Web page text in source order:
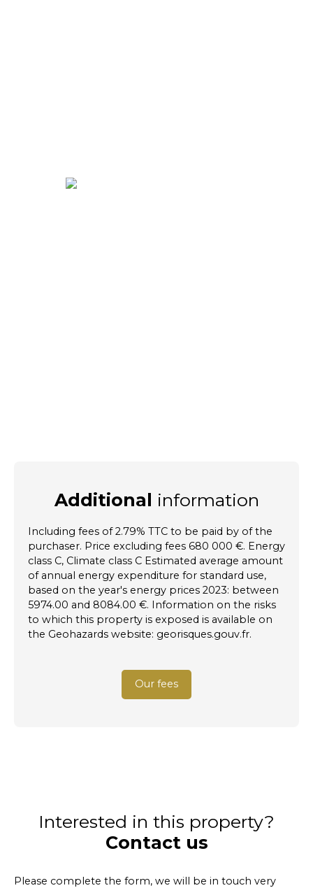
Additional information
Including fees of 2.79% TTC to be paid by of the
purchaser. Price excluding fees 680 000 €. Energy
class C, Climate class C Estimated average amount
of annual energy expenditure for standard use,
based on the year's energy prices 2023: between
5974.00 and 8084.00 €. Information on the risks
to which this property is exposed is available on
the Geohazards website: georisques.gouv.fr.
Our fees
Interested in this property?
Contact us
Please complete the form, we will be in touch very